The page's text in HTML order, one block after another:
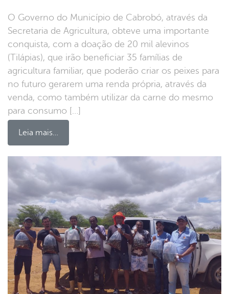
O Governo do Município de Cabrobó, através da
Secretaria de Agricultura, obteve uma importante
conquista, com a doação de 20 mil alevinos
(Tilápias), que irão beneficiar 35 famílias de
agricultura familiar, que poderão criar os peixes para
no futuro gerarem uma renda própria, através da
venda, como também utilizar da carne do mesmo
para consumo […]
Leia mais…